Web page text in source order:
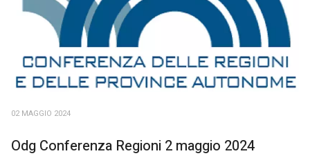
02 MAGGIO 2024
Odg Conferenza Regioni 2 maggio 2024